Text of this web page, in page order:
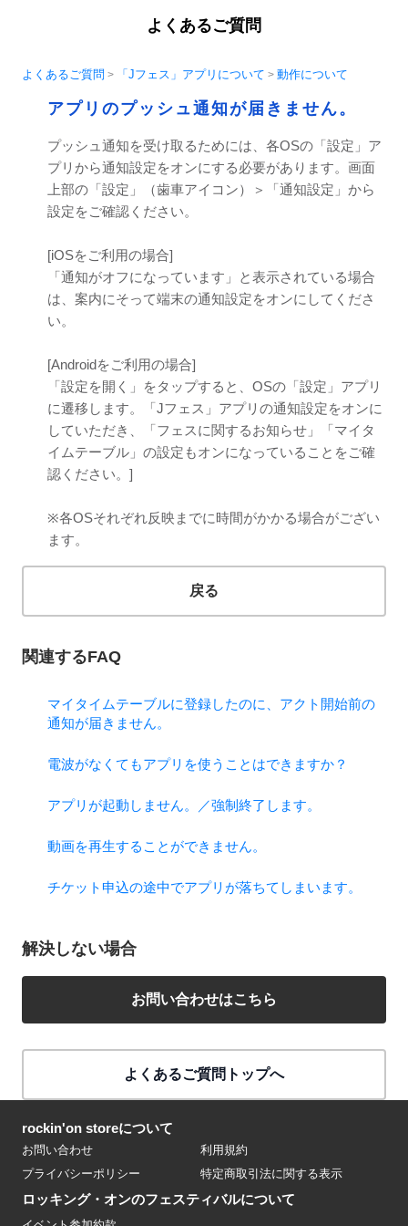
よくあるご質問
よくあるご質問 > 「Jフェス」アプリについて > 動作について
アプリのプッシュ通知が届きません。
プッシュ通知を受け取るためには、各OSの「設定」ア
プリから通知設定をオンにする必要があります。画面
上部の「設定」（歯車アイコン）＞「通知設定」から
設定をご確認ください。
[iOSをご利用の場合]
「通知がオフになっています」と表示されている場合
は、案内にそって端末の通知設定をオンにしてくださ
い。
[Androidをご利用の場合]
「設定を開く」をタップすると、OSの「設定」アプリ
に遷移します。「Jフェス」アプリの通知設定をオンに
していただき、「フェスに関するお知らせ」「マイタ
イムテーブル」の設定もオンになっていることをご確
認ください。]
※各OSそれぞれ反映までに時間がかかる場合がござい
ます。
戻る
関連するFAQ
マイタイムテーブルに登録したのに、アクト開始前の
通知が届きません。
電波がなくてもアプリを使うことはできますか？
アプリが起動しません。／強制終了します。
動画を再生することができません。
チケット申込の途中でアプリが落ちてしまいます。
解決しない場合
お問い合わせはこちら
よくあるご質問トップへ
rockin'on storeについて
お問い合わせ
利用規約
プライバシーポリシー
特定商取引法に関する表示
ロッキング・オンのフェスティバルについて